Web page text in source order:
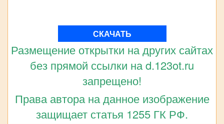
СКАЧАТЬ
Размещение открытки на других сайтах
без прямой ссылки на d.123ot.ru
запрещено!
Права автора на данное изображение
защищает статья 1255 ГК РФ.